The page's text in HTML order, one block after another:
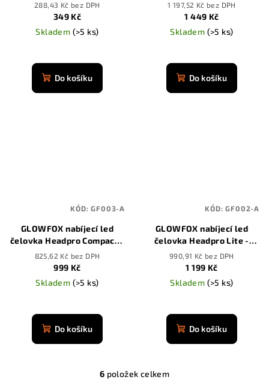
288,43 Kč bez DPH
349 Kč
Skladem (>5 ks)
hodnocení
produktu
Do košíku
1 197,52 Kč bez DPH
1 449 Kč
Skladem (>5 ks)
hodnocení
produktu
Do košíku
GLOWFOX nabíjecí led
čelovka Headpro Compact -
3500 mAh
825,62 Kč bez DPH
999 Kč
Skladem (>5 ks)
hodnocení
produktu
Do košíku
KÓD:GF003-A
GLOWFOX nabíjecí led
čelovka Headpro Lite -
3500 mAh
990,91 Kč bez DPH
1 199 Kč
Skladem (>5 ks)
hodnocení
produktu
Do košíku
KÓD:GF002-A
O
6 položek celkem